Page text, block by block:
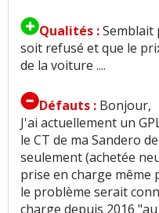
Qualités :Semblait
soit refusé et que le
de la voiture ....
Défauts : Bonjour,
J'ai actuellement un
le CT de ma Sandero
seulement (achetée
prise en charge même
le problème serait
charge depuis 2016